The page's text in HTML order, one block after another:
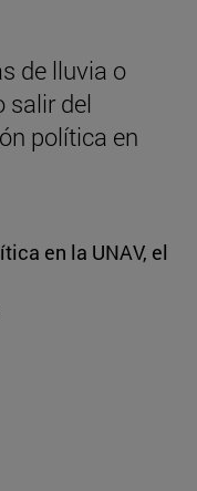
de lluvia o
salir del
política en
en la UNAV, el